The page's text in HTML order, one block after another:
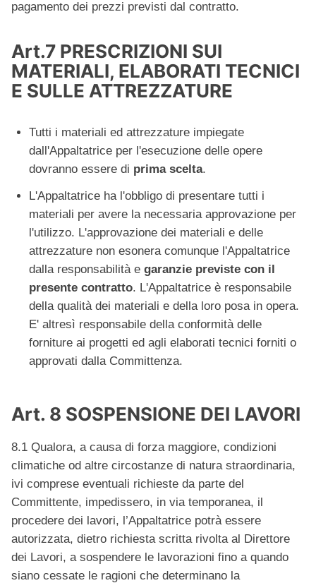
pagamento dei prezzi previsti dal contratto.
Art.7 PRESCRIZIONI SUI
MATERIALI, ELABORATI TECNICI
E SULLE ATTREZZATURE
Tutti i materiali ed attrezzature impiegate
dall'Appaltatrice per l'esecuzione delle opere
dovranno essere di prima scelta.
L'Appaltatrice ha l'obbligo di presentare tutti i
materiali per avere la necessaria approvazione per
l'utilizzo. L'approvazione dei materiali e delle
attrezzature non esonera comunque l'Appaltatrice
dalla responsabilità e garanzie previste con il
presente contratto. L'Appaltatrice è responsabile
della qualità dei materiali e della loro posa in opera.
E' altresì responsabile della conformità delle
forniture ai progetti ed agli elaborati tecnici forniti o
approvati dalla Committenza.
Art. 8 SOSPENSIONE DEI LAVORI
8.1 Qualora, a causa di forza maggiore, condizioni
climatiche od altre circostanze di natura straordinaria,
ivi comprese eventuali richieste da parte del
Committente, impedissero, in via temporanea, il
procedere dei lavori, l’Appaltatrice potrà essere
autorizzata, dietro richiesta scritta rivolta al Direttore
dei Lavori, a sospendere le lavorazioni fino a quando
siano cessate le ragioni che determinano la